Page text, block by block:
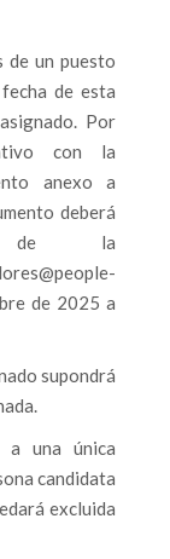
de un puesto
de esta
Por
con la
anexo a
deberá
de la
de 2025 a
supondrá
a una única
candidata
excluida